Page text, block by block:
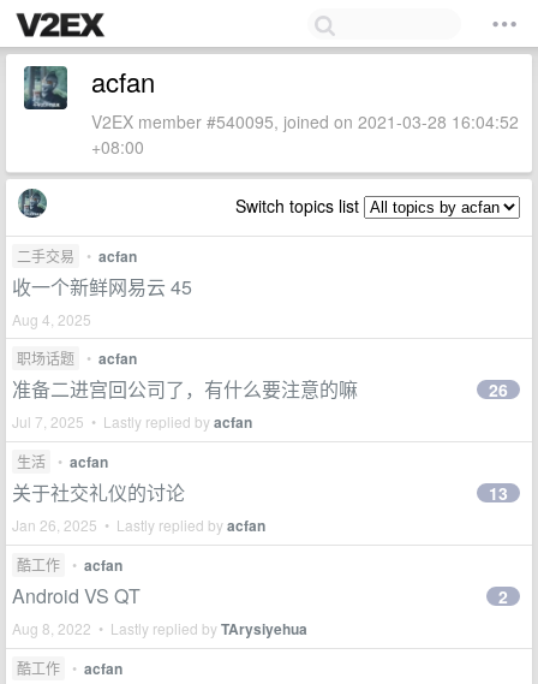
acfan
V2EX member #540095, joined on 2021-03-28 16:04:52
+08:00
Switch topics list
二手交易 • acfan
收一个新鲜网易云 45
Aug 4, 2025
职场话题
• acfan
准备二进宫回公司了，有什么要注意的嘛
Jul 7, 2025 • Lastly replied byacfan
26
生活 • acfan
关于社交礼仪的讨论
Jan 26, 2025 • Lastly replied byacfan
13
酷工作 • acfan
Android VS QT
Aug 8, 2022 • Lastly replied byTArysiyehua
2
酷工作 • acfan